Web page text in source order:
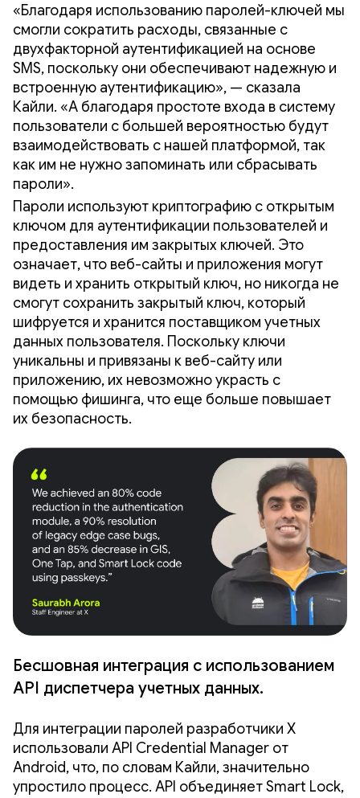
«Благодаря использованию паролей-ключей мы
смогли сократить расходы, связанные с
двухфакторной аутентификацией на основе
SMS, поскольку они обеспечивают надежную и
встроенную аутентификацию», — сказала
Кайли. «А благодаря простоте входа в систему
пользователи с большей вероятностью будут
взаимодействовать с нашей платформой, так
как им не нужно запоминать или сбрасывать
пароли».
Пароли используют криптографию с открытым
ключом для аутентификации пользователей и
предоставления им закрытых ключей. Это
означает, что веб-сайты и приложения могут
видеть и хранить открытый ключ, но никогда не
смогут сохранить закрытый ключ, который
шифруется и хранится поставщиком учетных
данных пользователя. Поскольку ключи
уникальны и привязаны к веб-сайту или
приложению, их невозможно украсть с
помощью фишинга, что еще больше повышает
их безопасность.
Бесшовная интеграция с использованием
API диспетчера учетных данных.
Для интеграции паролей разработчики X
использовали API Credential Manager от
Android, что, по словам Кайли, значительно
упростило процесс. API объединяет Smart Lock,